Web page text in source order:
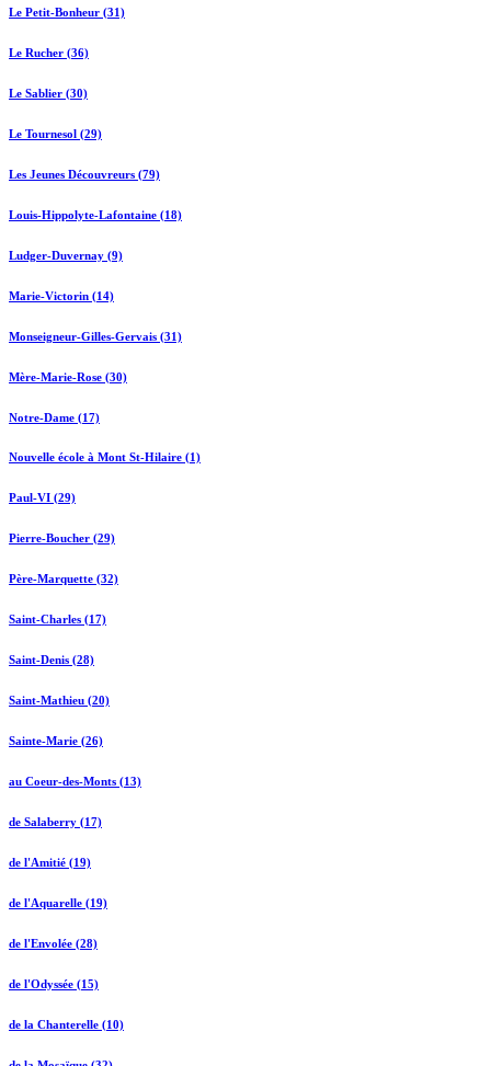
Le Petit-Bonheur (31)
Le Rucher (36)
Le Sablier (30)
Le Tournesol (29)
Les Jeunes Découvreurs (79)
Louis-Hippolyte-Lafontaine (18)
Ludger-Duvernay (9)
Marie-Victorin (14)
Monseigneur-Gilles-Gervais (31)
Mère-Marie-Rose (30)
Notre-Dame (17)
Nouvelle école à Mont St-Hilaire (1)
Paul-VI (29)
Pierre-Boucher (29)
Père-Marquette (32)
Saint-Charles (17)
Saint-Denis (28)
Saint-Mathieu (20)
Sainte-Marie (26)
au Coeur-des-Monts (13)
de Salaberry (17)
de l'Amitié (19)
de l'Aquarelle (19)
de l'Envolée (28)
de l'Odyssée (15)
de la Chanterelle (10)